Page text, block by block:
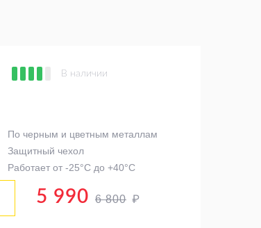
В наличии
По черным и цветным металлам
Защитный чехол
Работает от -25°C до +40°C
5 990 6 800 ₽